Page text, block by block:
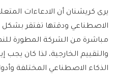
يرى كريشنان أن الادعاءات
الاصطناعي ودقتها تفتقر بشكل
مباشرة من الشركة المطورة
والتقييم الخارجية، لذا كان يجب
الذكاء الاصطناعي المختلفة